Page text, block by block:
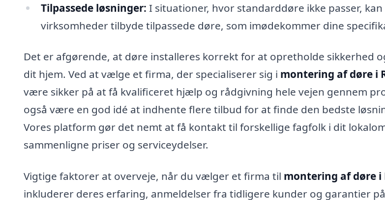
Tilpassede løsninger: I situationer, hvor standarddøre ikke passer,
virksomheder tilbyde tilpassede døre, som imødekommer dine
Det er afgørende, at døre installeres korrekt for at opretholde sikkerhed
dit hjem. Ved at vælge et firma, der specialiserer sig i montering af døre i
være sikker på at få kvalificeret hjælp og rådgivning hele vejen gennem
også være en god idé at indhente flere tilbud for at finde den bedste
Vores platform gør det nemt at få kontakt til forskellige fagfolk i dit
sammenligne priser og serviceydelser.
Vigtige faktorer at overveje, når du vælger et firma til montering af døre i
inkluderer deres erfaring, anmeldelser fra tidligere kunder og garantier